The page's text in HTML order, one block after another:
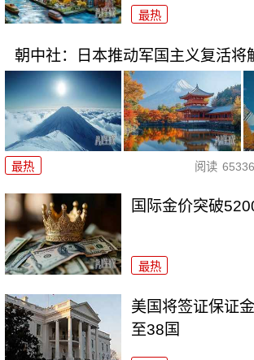
最热
朝中社：日本推动军国主义复活将
最热 阅读 65336
国际金价突破
最热
美国将签证保证
至38国